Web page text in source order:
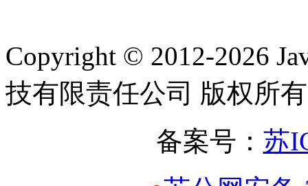
Copyright © 2012-2026
技有限责任公司 版权所有
备案号： 苏